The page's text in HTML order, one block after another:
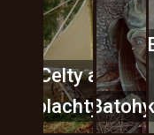
Celty a
plachtyBatohy